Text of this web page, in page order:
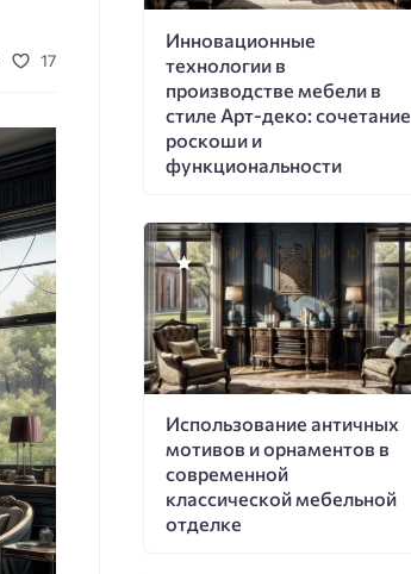
17
Инновационные
технологии в
производстве мебели в
стиле Арт-деко: сочетание
роскоши и
функциональности
Использование античных
мотивов и орнаментов в
современной
классической мебельной
отделке